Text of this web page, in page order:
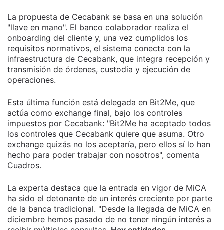
La propuesta de Cecabank se basa en una solución
"llave en mano". El banco colaborador realiza el
onboarding del cliente y, una vez cumplidos los
requisitos normativos, el sistema conecta con la
infraestructura de Cecabank, que integra recepción y
transmisión de órdenes, custodia y ejecución de
operaciones.
Esta última función está delegada en Bit2Me, que
actúa como exchange final, bajo los controles
impuestos por Cecabank: "Bit2Me ha aceptado todos
los controles que Cecabank quiere que asuma. Otro
exchange quizás no los aceptaría, pero ellos sí lo han
hecho para poder trabajar con nosotros", comenta
Cuadros.
La experta destaca que la entrada en vigor de MiCA
ha sido el detonante de un interés creciente por parte
de la banca tradicional. "Desde la llegada de MiCA en
diciembre hemos pasado de no tener ningún interés a